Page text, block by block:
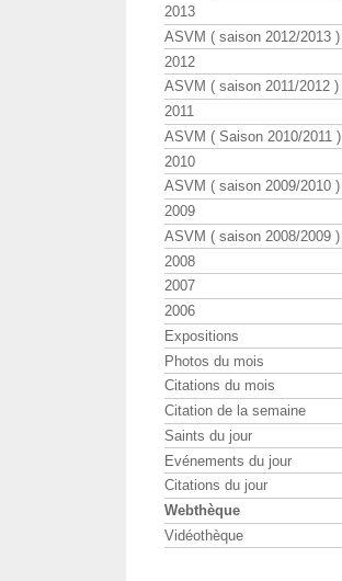
2013
ASVM ( saison 2012/2013 )
2012
ASVM ( saison 2011/2012 )
2011
ASVM ( Saison 2010/2011 )
2010
ASVM ( saison 2009/2010 )
2009
ASVM ( saison 2008/2009 )
2008
2007
2006
Expositions
Photos du mois
Citations du mois
Citation de la semaine
Saints du jour
Evénements du jour
Citations du jour
Webthèque
Vidéothèque